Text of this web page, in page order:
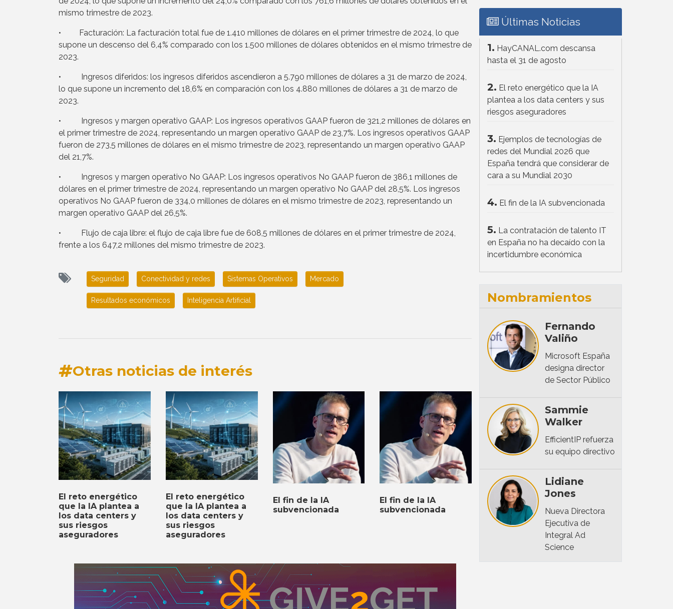
mismo trimestre de 2023.
• Facturación: La facturación total fue de 1.410 millones de dólares en el primer trimestre de 2024, lo que
supone un descenso del 6,4% comparado con los 1.500 millones de dólares obtenidos en el mismo trimestre de
2023.
• Ingresos diferidos: los ingresos diferidos ascendieron a 5.790 millones de dólares a 31 de marzo de 2024,
lo que supone un incremento del 18,6% en comparación con los 4.880 millones de dólares a 31 de marzo de
2023.
• Ingresos y margen operativo GAAP: Los ingresos operativos GAAP fueron de 321,2 millones de dólares en
el primer trimestre de 2024, representando un margen operativo GAAP de 23,7%. Los ingresos operativos GAAP
fueron de 273,5 millones de dólares en el mismo trimestre de 2023, representando un margen operativo GAAP
del 21,7%.
• Ingresos y margen operativo No GAAP: Los ingresos operativos No GAAP fueron de 386,1 millones de
dólares en el primer trimestre de 2024, representando un margen operativo No GAAP del 28,5%. Los ingresos
operativos No GAAP fueron de 334,0 millones de dólares en el mismo trimestre de 2023, representando un
margen operativo GAAP del 26,5%.
• Flujo de caja libre: el flujo de caja libre fue de 608,5 millones de dólares en el primer trimestre de 2024,
frente a los 647,2 millones del mismo trimestre de 2023.
Seguridad Conectividad y redes Sistemas Operativos Mercado
Resultados económicos Inteligencia Artificial
Otras noticias de interés
El reto energético
que la IA plantea a
los data centers y
sus riesgos
aseguradores
El reto energético
que la IA plantea a
los data centers y
sus riesgos
aseguradores
El fin de la IA
subvencionada
El fin de la IA
subvencionada
Últimas Noticias
1. HayCANAL.com descansa
hasta el 31 de agosto
2. El reto energético que la IA
plantea a los data centers y sus
riesgos aseguradores
3. Ejemplos de tecnologías de
redes del Mundial 2026 que
España tendrá que considerar de
cara a su Mundial 2030
4. El fin de la IA subvencionada
5. La contratación de talento IT
en España no ha decaído con la
incertidumbre económica
Nombramientos
Fernando
Valiño
Microsoft España
designa director
de Sector Público
Sammie
Walker
EfficientIP refuerza
su equipo directivo
Lidiane
Jones
Nueva Directora
Ejecutiva de
Integral Ad
Science